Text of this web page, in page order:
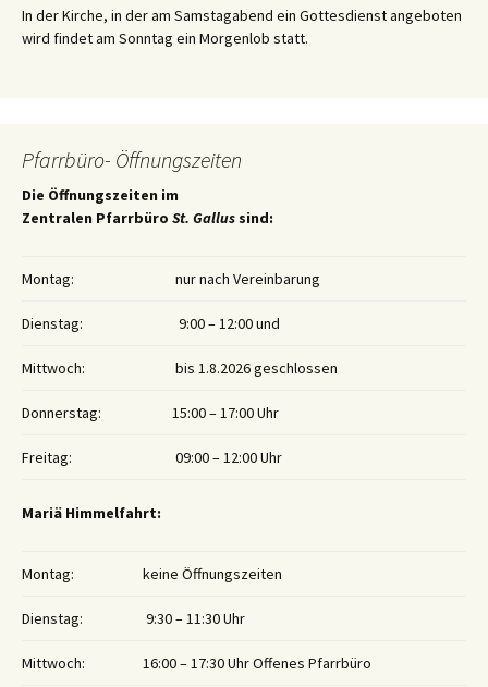
In der Kirche, in der am Samstagabend ein Gottesdienst angeboten
wird findet am Sonntag ein Morgenlob statt.
Pfarrbüro- Öffnungszeiten
Die Öffnungszeiten im
Zentralen Pfarrbüro St. Gallus sind:
Montag: nur nach Vereinbarung
Dienstag: 9:00 – 12:00 und
Mittwoch: bis 1.8.2026 geschlossen
Donnerstag: 15:00 – 17:00 Uhr
Freitag: 09:00 – 12:00 Uhr
Mariä Himmelfahrt:
Montag: keine Öffnungszeiten
Dienstag: 9:30 – 11:30 Uhr
Mittwoch: 16:00 – 17:30 Uhr Offenes Pfarrbüro